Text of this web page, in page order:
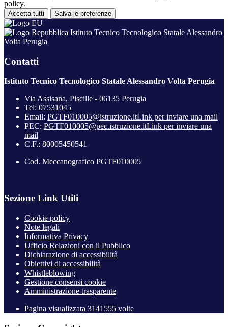
policy.
Accetta tutti Salva le preferenze
Istituto Tecnico Tecnologico Statale Alessandro
Volta Perugia
Contatti
Istituto Tecnico Tecnologico Statale Alessandro Volta Perugia
Via Assisana, Piscille - 06135 Perugia
Tel: 07531045
Email: PGTF010005@istruzione.itLink per inviare una mail
PEC: PGTF010005@pec.istruzione.itLink per inviare una
mail
C.F.: 80005450541
Cod. Meccanografico PGTF010005
Sezione Link Utili
Cookie policy
Note legali
Informativa Privacy
Ufficio Relazioni con il Pubblico
Dichiarazione di accessibilità
Obiettivi di accessibilità
Whistleblowing
Gestione consensi cookie
Amministrazione trasparente
Pagina visualizzata 3141555 volte